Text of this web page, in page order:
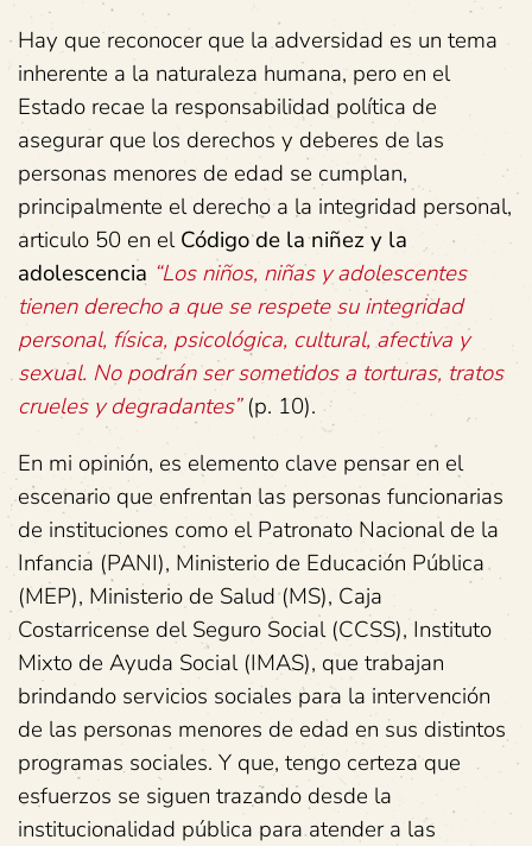
Hay que reconocer que la adversidad es un tema
inherente a la naturaleza humana, pero en el
Estado recae la responsabilidad política de
asegurar que los derechos y deberes de las
personas menores de edad se cumplan,
principalmente el derecho a la integridad personal,
articulo 50 en elCódigo de la niñez y la
adolescencia “Los niños, niñas y adolescentes
tienen derecho a que se respete su integridad
personal, física, psicológica, cultural, afectiva y
sexual. No podrán ser sometidos a torturas, tratos
crueles y degradantes”(p. 10).
En mi opinión, es elemento clave pensar en el
escenario que enfrentan las personas funcionarias
de instituciones como el Patronato Nacional de la
Infancia (PANI), Ministerio de Educación Pública
(MEP), Ministerio de Salud (MS), Caja
Costarricense del Seguro Social (CCSS), Instituto
Mixto de Ayuda Social (IMAS), que trabajan
brindando servicios sociales para la intervención
de las personas menores de edad en sus distintos
programas sociales. Y que, tengo certeza que
esfuerzos se siguen trazando desde la
institucionalidad pública para atender a las